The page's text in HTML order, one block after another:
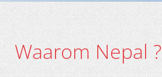
Waarom Nepal ?